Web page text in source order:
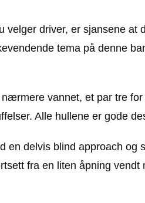
driver, er sjansene at
tema på denne
vannet, et par tre for
Alle hullene er gode
en delvis blind approach og
fra en liten åpning vendt